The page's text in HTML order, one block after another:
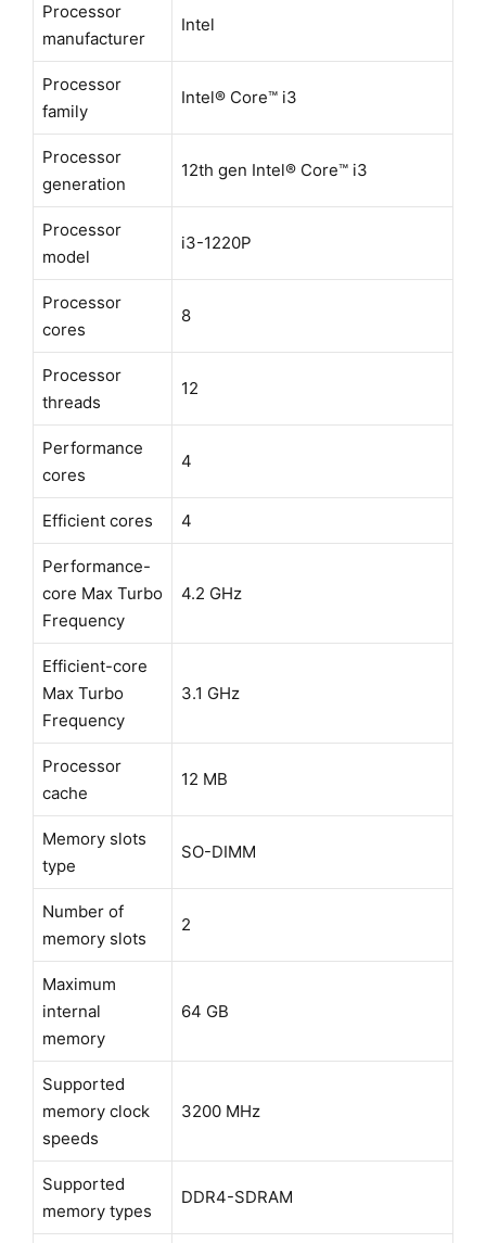
Processor
manufacturer
Intel
Processor
family
Intel® Core™ i3
Processor
generation
12th gen Intel® Core™ i3
Processor
model
i3-1220P
Processor
cores
8
Processor
threads
12
Performance
cores
4
Efficient cores 4
Performance-
core Max Turbo
Frequency
4.2 GHz
Efficient-core
Max Turbo
Frequency
3.1 GHz
Processor
cache
12 MB
Memory slots
type
SO-DIMM
Number of
memory slots
2
Maximum
internal
memory
64 GB
Supported
memory clock
speeds
3200 MHz
Supported
memory types
DDR4-SDRAM